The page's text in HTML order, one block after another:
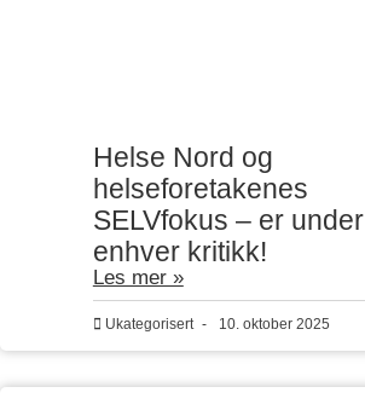
Helse Nord og
helseforetakenes
SELVfokus – er under
enhver kritikk!
Les mer »
Ukategorisert - 10. oktober 2025